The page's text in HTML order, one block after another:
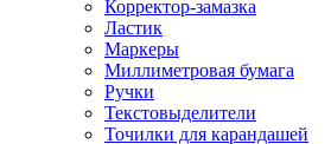
Корректор-замазка
Ластик
Маркеры
Миллиметровая бумага
Ручки
Текстовыделители
Точилки для карандашей